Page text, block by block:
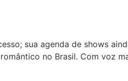
sua agenda de shows
no Brasil. Com voz